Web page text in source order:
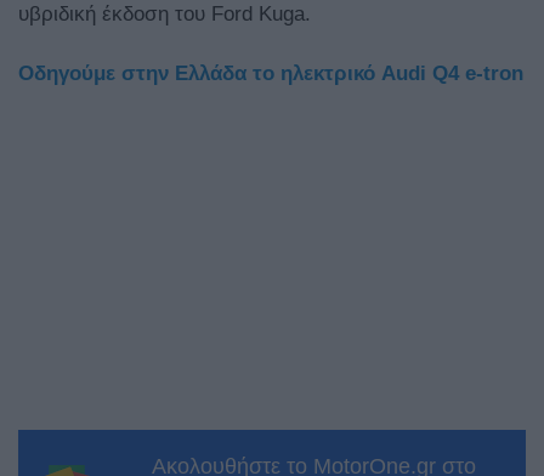
υβριδική έκδοση του Ford Kuga.
Οδηγούμε στην Ελλάδα το ηλεκτρικό Audi Q4 e-tron
Ακολουθήστε το MotorOne.gr στο